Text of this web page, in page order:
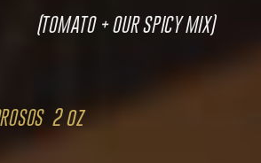
(TOMATO + OUR SPICY MIX)
2 oz